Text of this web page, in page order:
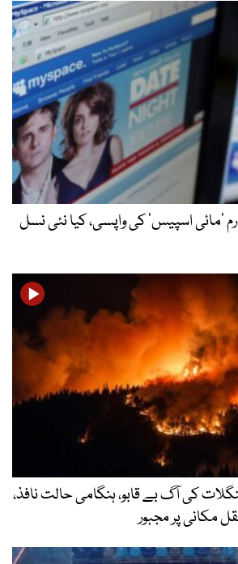
‘مائی اسپیس’ کی واپسی، کیا نئی نسل
کی آگ بے قابو، ہنگامی حالت نافذ،